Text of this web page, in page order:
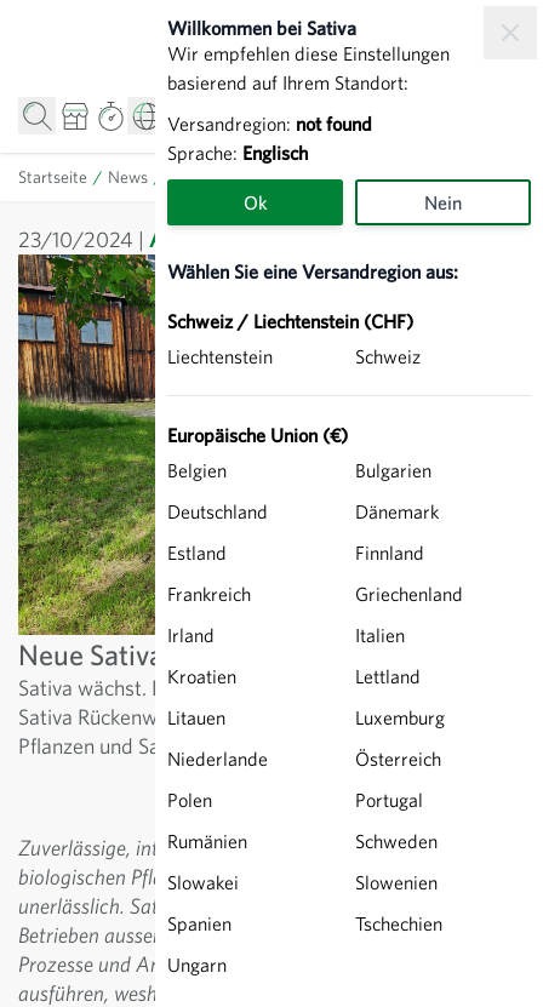
Willkommen bei Sativa
Wir empfehlen diese Einstellungen
basierend auf Ihrem Standort:
Versandregion: not found
Sprache: Englisch
Ok Nein
Wählen Sie eine Versandregion aus:
Schweiz / Liechtenstein (CHF)
Liechtenstein
Schweiz
Europäische Union (€)
Belgien
Bulgarien
Deutschland
Dänemark
Estland
Finnland
Frankreich
Griechenland
Irland
Italien
Kroatien
Lettland
Litauen
Luxemburg
Niederlande
Österreich
Polen
Portugal
Rumänien
Schweden
Slowakei
Slowenien
Spanien
Tschechien
Ungarn
Startseite / News Allgemein / Neue Sativa-Zweigstellen
Neue Sativa-Zweigstellen
Sativa wächst. Die neuen Flächen und Gebäude geben
Sativa Rückenwind und treiben unsere Arbeit mit
Pflanzen und Saatgut weiter voran.
23/10/2024 Allgemein
Zuverlässige, internationale Partnerschaften sind in der
biologischen Pflanzenzüchtung und Saatgutgewinnung
unerlässlich. Sativa arbeitet deshalb mit verschiedenen
Betrieben ausserhalb der Schweiz zusammen. Einige
Prozesse und Arbeiten können wir jedoch selbst am besten
ausführen, weshalb wir weiter expandieren. In den letzten